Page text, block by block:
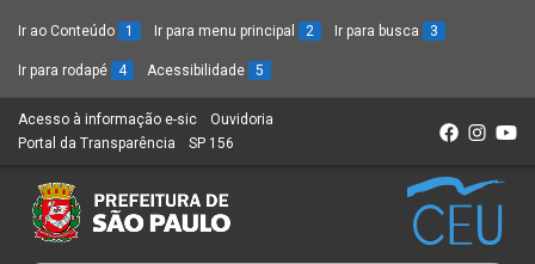
Ir ao Conteúdo 1 Ir para menu principal 2 Ir para busca 3
Ir para rodapé 4 Acessibilidade 5
Acesso à informação e-sic (Link
para
novo
sítio)
Ouvidoria
Portal da Transparência (Link
um
novo
SP 156